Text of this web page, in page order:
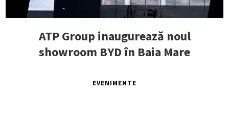
ATP Group inaugurează noul
showroom BYD în Baia Mare
EVENIMENTE